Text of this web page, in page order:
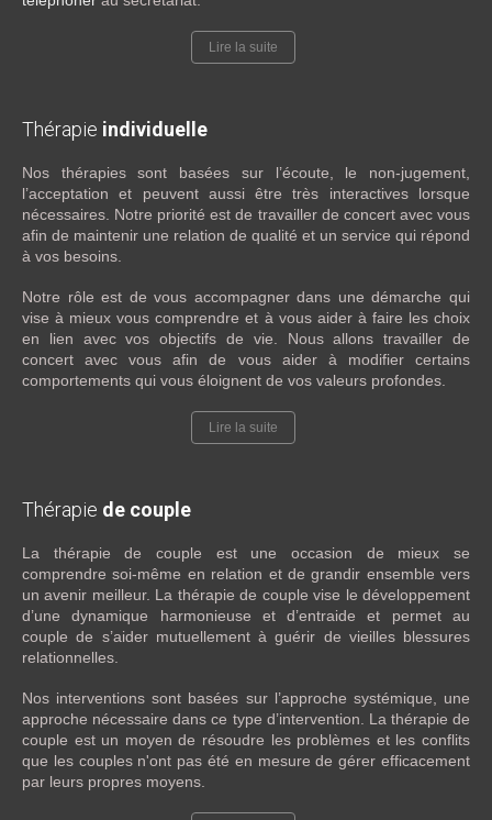
Lire la suite
Thérapie individuelle
Nos thérapies sont basées sur l’écoute, le non-jugement,
l’acceptation et peuvent aussi être très interactives lorsque
nécessaires. Notre priorité est de travailler de concert avec vous
afin de maintenir une relation de qualité et un service qui répond
à vos besoins.
Notre rôle est de vous accompagner dans une démarche qui
vise à mieux vous comprendre et à vous aider à faire les choix
en lien avec vos objectifs de vie. Nous allons travailler de
concert avec vous afin de vous aider à modifier certains
comportements qui vous éloignent de vos valeurs profondes.
Lire la suite
Thérapie de couple
La thérapie de couple est une occasion de mieux se
comprendre soi-même en relation et de grandir ensemble vers
un avenir meilleur. La thérapie de couple vise le développement
d’une dynamique harmonieuse et d’entraide et permet au
couple de s’aider mutuellement à guérir de vieilles blessures
relationnelles.
Nos interventions sont basées sur l’approche systémique, une
approche nécessaire dans ce type d’intervention. La thérapie de
couple est un moyen de résoudre les problèmes et les conflits
que les couples n'ont pas été en mesure de gérer efficacement
par leurs propres moyens.